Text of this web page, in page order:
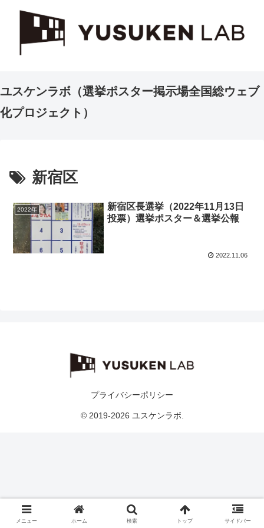
ユスケンラボ（選挙ポスター掲示場全国総ウェブ
化プロジェクト）
新宿区
2022年
新宿区長選挙（2022年11月13日
投票）選挙ポスター＆選挙公報
2022.11.06
プライバシーポリシー
© 2019-2026 ユスケンラボ.
メニュー ホーム 検索 トップ サイドバー